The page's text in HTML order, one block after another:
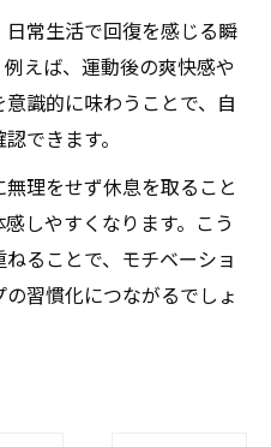
常生活で回復を感じる瞬
えば、運動後の爽快感や
識的に味わうことで、自
できます。
理をせず休息を取ること
しやすくなります。こう
ることで、モチベーショ
習慣化につながるでしょ